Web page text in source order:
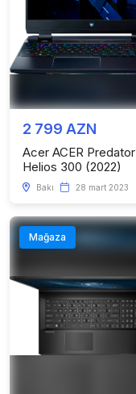
2 799 AZN
Acer ACER Predator
Helios 300 (2022)
Bakı 28 mart 2023
Mağaza